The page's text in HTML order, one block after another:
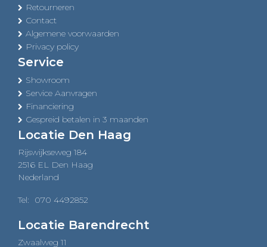
Retourneren
Contact
Algemene voorwaarden
Privacy policy
Service
Showroom
Service Aanvragen
Financiering
Gespreid betalen in 3 maanden
Locatie Den Haag
Rijswijkseweg 184
2516 EL Den Haag
Nederland
Tel: 070 4492852
Locatie Barendrecht
Zwaalweg 11